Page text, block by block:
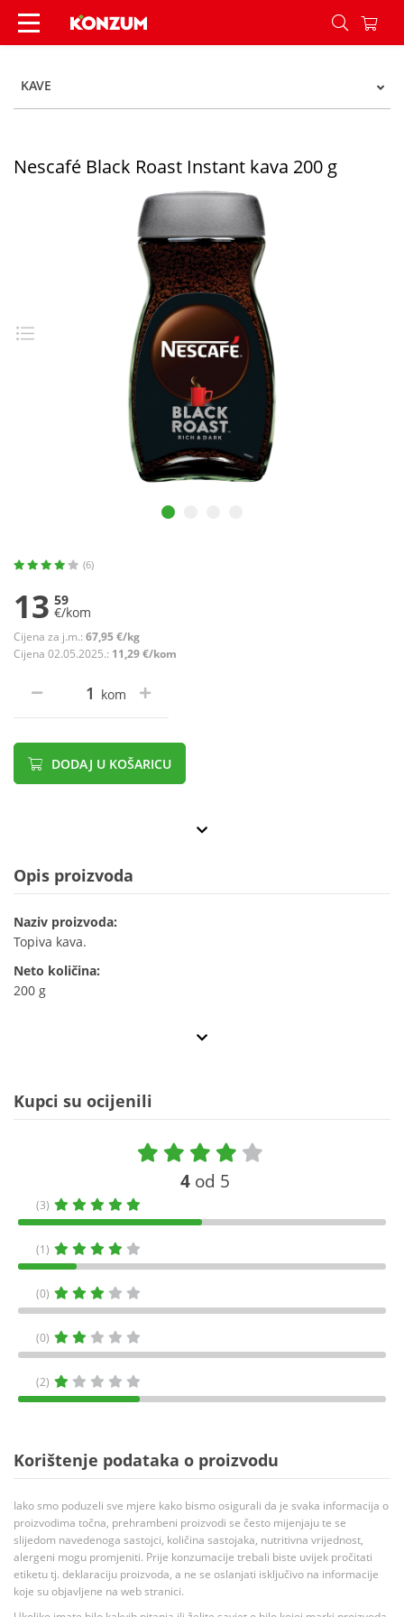
Nescafé Black Roast Instant kava 200 g - Konzum
KAVE
Nescafé Black Roast Instant kava 200 g
(6)
13 59
€/kom
Cijena za j.m.: 67,95 €/kg
Cijena 02.05.2025.: 11,29 €/kom
kom
DODAJ U KOŠARICU
Opis proizvoda
Naziv proizvoda:
Topiva kava.
Neto količina:
200 g
Kupci su ocijenili
4 od 5
(3)
(1)
(0)
(0)
(2)
Korištenje podataka o proizvodu
Iako smo poduzeli sve mjere kako bismo osigurali da je svaka informacija o
proizvodima točna, prehrambeni proizvodi se često mijenjaju te se
slijedom navedenoga sastojci, količina sastojaka, nutritivna vrijednost,
alergeni mogu promjeniti. Prije konzumacije trebali biste uvijek pročitati
etiketu tj. deklaraciju proizvoda, a ne se oslanjati isključivo na informacije
koje su objavljene na web stranici.